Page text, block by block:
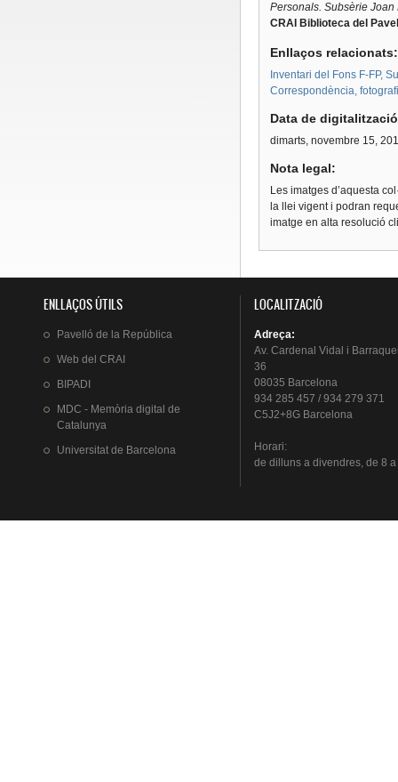
Personals. Subsèrie Joan
CRAI Biblioteca del
Enllaços
Inventari del Fons F-FP,
Correspondència,
Data de
dimarts, novembre 15,
Nota legal:
Les imatges d’aquesta
la llei vigent i podran
imatge en alta resolució
ENLLAÇOS ÚTILS
Pavelló de la República
Web del CRAI
BIPADI
MDC - Memòria digital de
Catalunya
Universitat de Barcelona
LOCALITZACIÓ
Adreça:
Av. Cardenal Vidal i
36
08035 Barcelona
934 285 457 / 934 279 371
C5J2+8G Barcelona
Horari:
de dillunsa divendres, de 8